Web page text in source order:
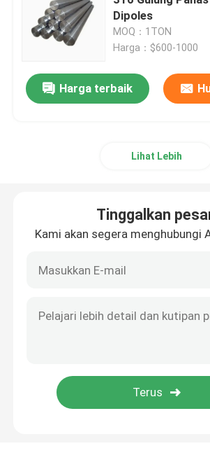
Lembaran Plat Stainless Steel
Plat Baja Galvanis
Lapisan atap bergelombang logam
Batang Baja Karbon
Dipoles
MOQ：1TON
Harga：$600-1000
Harga terbaik
Lihat Lebih
Tinggalkan
Kami akan segera menghubungi